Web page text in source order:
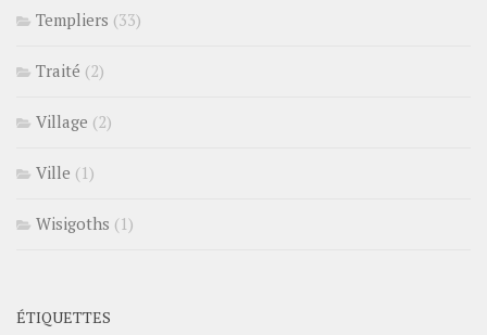
Templiers (33)
Traité (2)
Village (2)
Ville (1)
Wisigoths (1)
ÉTIQUETTES